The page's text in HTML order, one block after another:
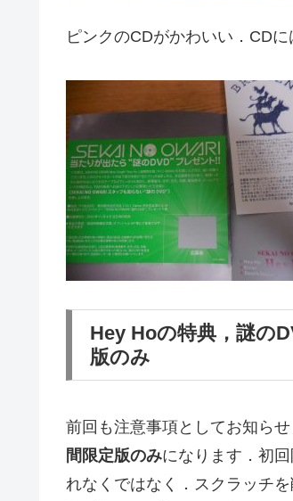
ピンクのCDがかわいい．CD
Hey Hoの特典，謎の
版のみ
前回も注意事項としてお知ら
間限定版のみになります．初
れなくではなく．スクラッチを